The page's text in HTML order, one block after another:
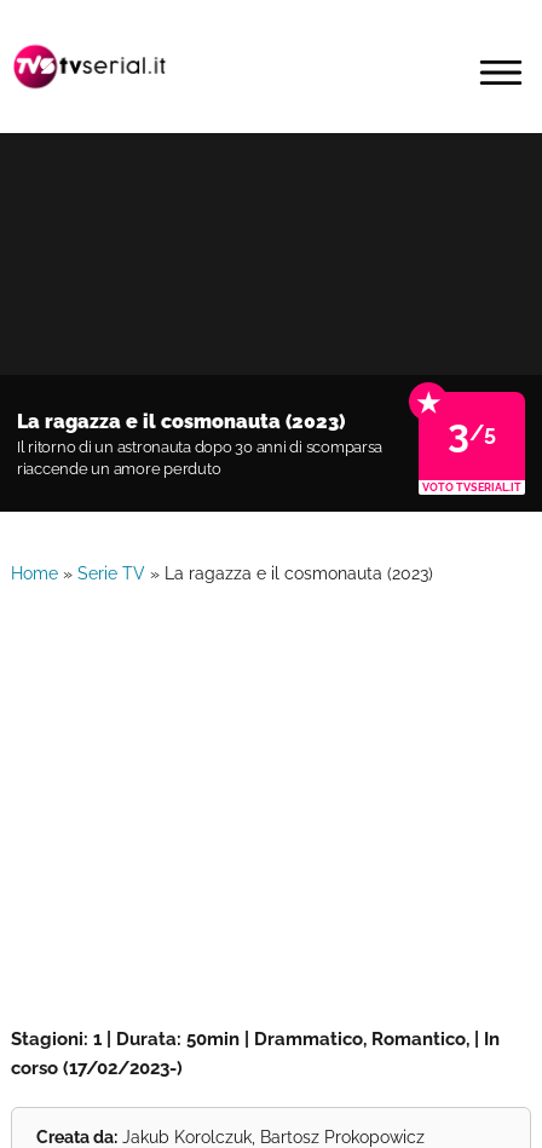
alla
navigazione
contenuto
MENU
La ragazza e il cosmonauta (2023)
Il ritorno di un astronauta dopo 30 anni di scomparsa
riaccende un amore perduto
★
3/5
VOTO TVSERIAL.IT
Home» Serie TV» La ragazza e il cosmonauta (2023)
Stagioni: 1 | Durata: 50min | Drammatico, Romantico, | In
corso (17/02/2023-)
Creata da:Jakub Korolczuk, Bartosz Prokopowicz